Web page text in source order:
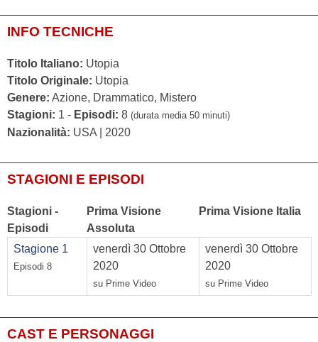
INFO TECNICHE
Titolo Italiano: Utopia
Titolo Originale: Utopia
Genere: Azione, Drammatico, Mistero
Stagioni: 1 - Episodi: 8 (durata media 50 minuti)
Nazionalità: USA | 2020
STAGIONI E EPISODI
Stagioni -
Episodi
Prima Visione
Assoluta
Prima Visione Italia
Stagione 1
Episodi 8
venerdì 30 Ottobre
2020
su Prime Video
venerdì 30 Ottobre
2020
su Prime Video
CAST E PERSONAGGI